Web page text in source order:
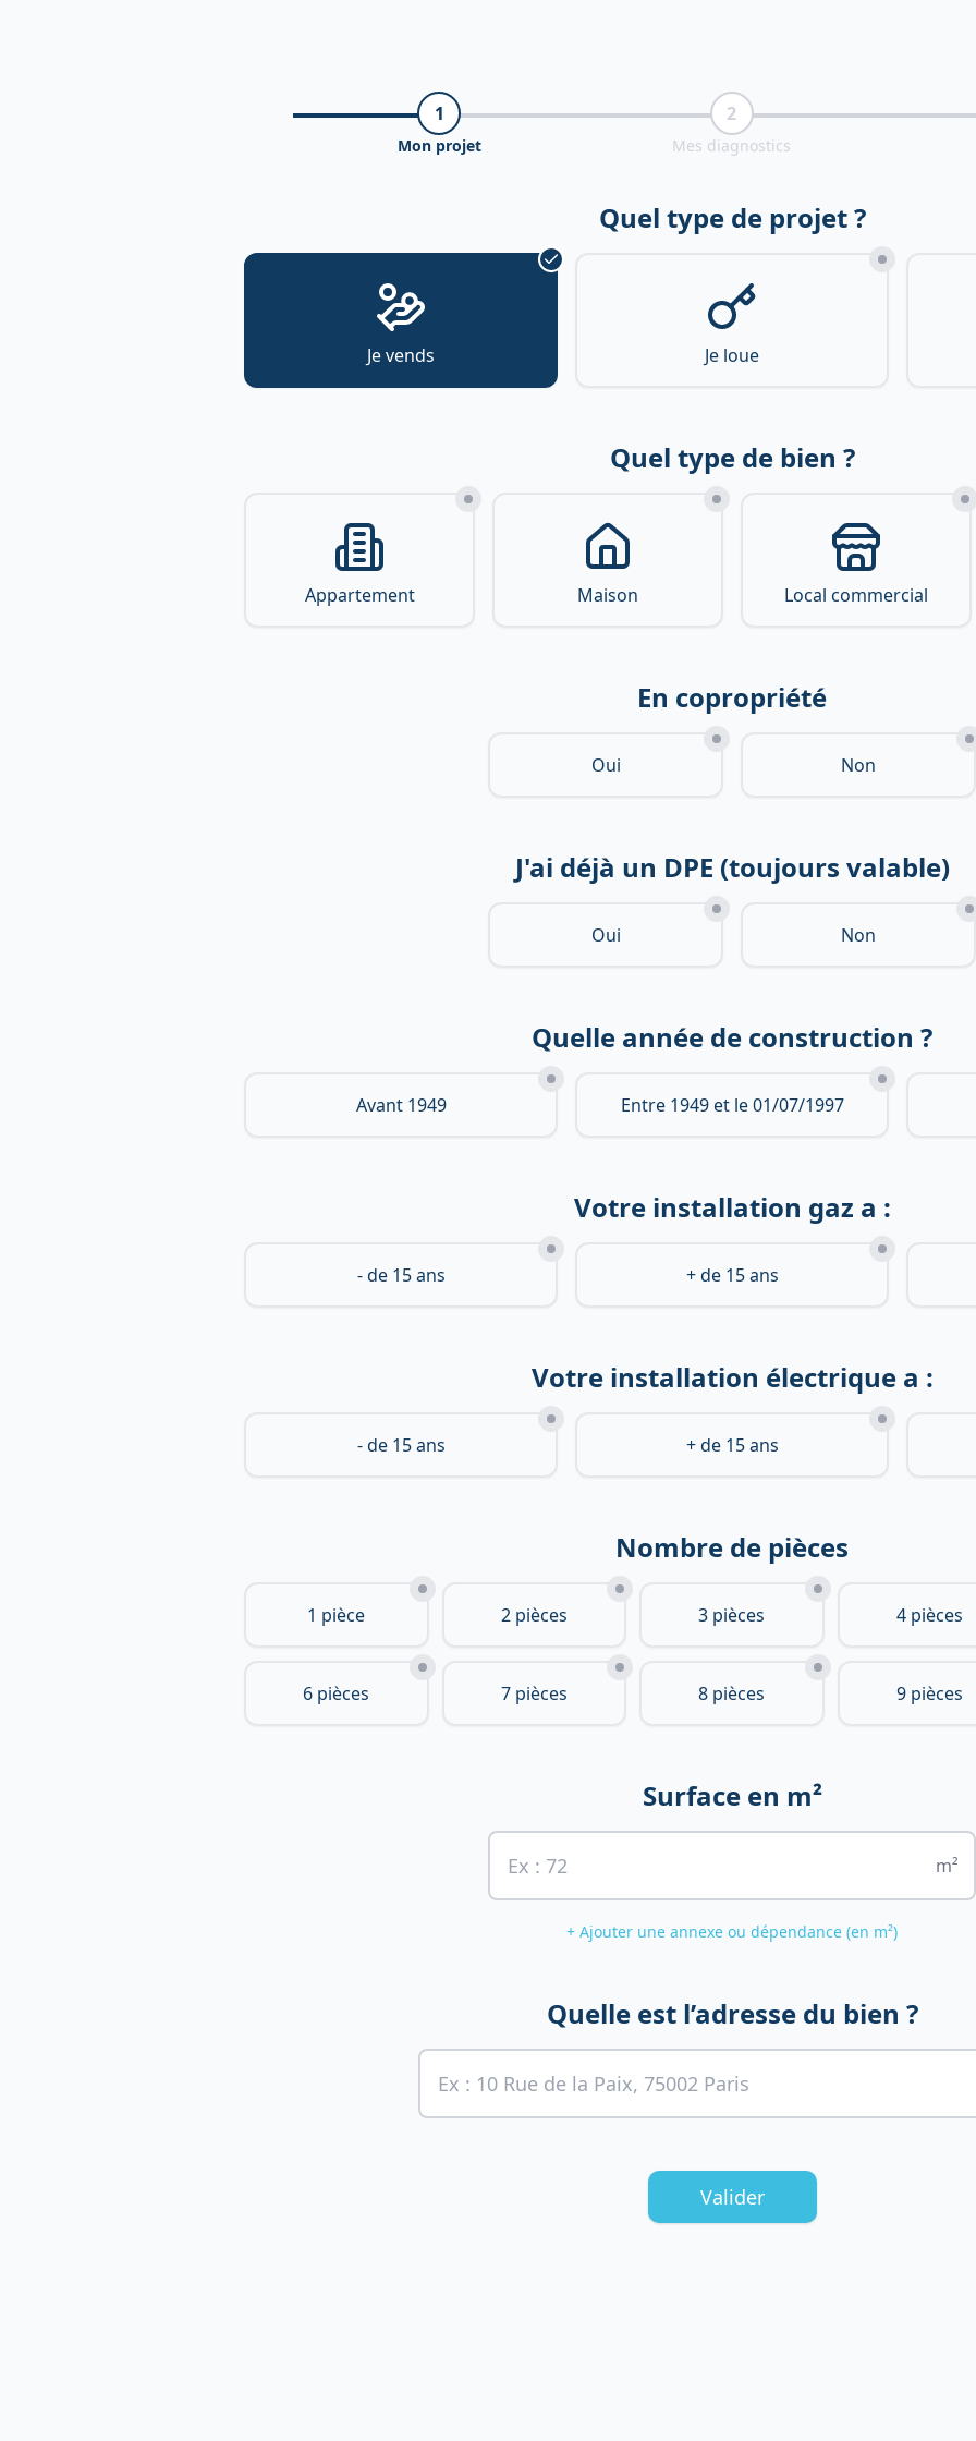
1
Mon projet
2
Mes diagnostics
Quel type de projet ?
Je vends Je loue
Quel type de bien ?
Appartement Maison Local commercial
En copropriété
Oui Non
J'ai déjà un DPE (toujours valable)
Oui Non
Quelle année de construction ?
Avant 1949 Entre 1949 et le 01/07/1997
Votre installation gaz a :
- de 15 ans + de 15 ans
Votre installation électrique a :
- de 15 ans + de 15 ans
Nombre de pièces
1 pièce 2 pièces 3 pièces 4 pièces
6 pièces 7 pièces 8 pièces 9 pièces
Surface en m²
m²
+ Ajouter une annexe ou dépendance (en m²)
Quelle est l’adresse du bien ?
Valider